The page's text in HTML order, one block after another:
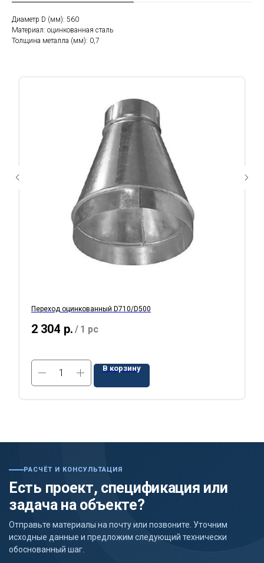
Диаметр D (мм): 560
Материал: оцинкованная сталь
Толщина металла (мм): 0,7
Переход оцинкованный D710/D500
2 304 р. / 1 pc
В корзину
РАСЧЁТ И КОНСУЛЬТАЦИЯ
Есть проект, спецификация или
задача на объекте?
Отправьте материалы на почту или позвоните. Уточним
исходные данные и предложим следующий технически
обоснованный шаг.